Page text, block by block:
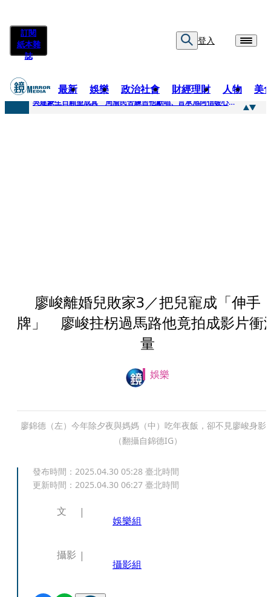
訂閱
紙本雜
誌
登入
最新 娛樂 政治社會 財經理財 人物 美
快訊
吳建豪生日願望成真 周渝民苦練吉他獻唱、言承旭阿信暖心祝福
廖峻離婚兒敗家3／把兒寵成「伸手
牌」 廖峻拄柺過馬路他竟拍成影片衝
量
娛樂
廖錦德（左）今年除夕夜與媽媽（中）吃年夜飯，卻不見廖峻身影
（翻攝自錦德IG）
發布時間： 2025.04.30 05:28 臺北時間
更新時間： 2025.04.30 06:27 臺北時間
文
娛樂組
攝影
攝影組